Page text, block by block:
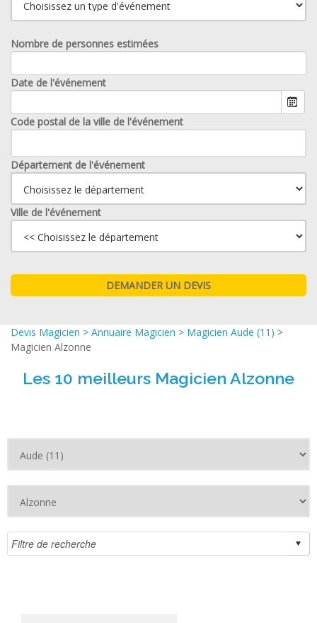
Nombre de personnes estimées
Date de l'événement
Code postal de la ville de l'événement
Département de l'événement
Ville de l'événement
Devis Magicien > Annuaire Magicien > Magicien Aude (11) >
Magicien Alzonne
Les 10 meilleurs Magicien Alzonne